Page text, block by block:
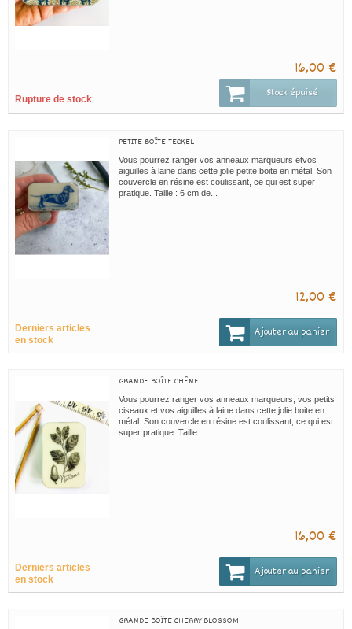
16,00 €
Rupture de stock Stock épuisé
PETITE BOÎTE TECKEL
Vous pourrez ranger vos anneaux marqueurs etvos
aiguilles à laine dans cette jolie petite boite en métal. Son
couvercle en résine est coulissant, ce qui est super
pratique. Taille : 6 cm de...
12,00 €
Derniers articles
en stock
Ajouter au panier
GRANDE BOÎTE CHÊNE
Vous pourrez ranger vos anneaux marqueurs, vos petits
ciseaux et vos aiguilles à laine dans cette jolie boite en
métal. Son couvercle en résine est coulissant, ce qui est
super pratique. Taille...
16,00 €
Derniers articles
en stock
Ajouter au panier
GRANDE BOÎTE CHERRY BLOSSOM